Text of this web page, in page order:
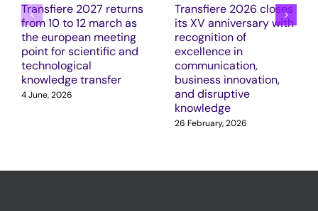
Transfiere 2027 returns
from 10 to 12 march as
the european meeting
point for scientific and
technological
knowledge transfer
4 June, 2026
Transfiere 2026 closes
its XV anniversary with
recognition of
excellence in
communication,
business innovation,
and disruptive
knowledge
26 February, 2026